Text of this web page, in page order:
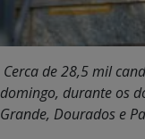
Cerca de 28,5 mil
domingo, durante os
Grande, Dourados e